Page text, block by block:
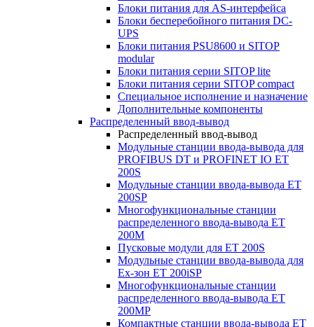
Блоки питания для AS-интерфейса
Блоки бесперебойного питания DC-
UPS
Блоки питания PSU8600 и SITOP
modular
Блоки питания серии SITOP lite
Блоки питания серии SITOP compact
Специальное исполнение и назначение
Дополнительные компоненты
Распределенный ввод-вывод
Распределенный ввод-вывод
Модульные станции ввода-вывода для
PROFIBUS DT и PROFINET IO ET
200S
Модульные станции ввода-вывода ET
200SP
Многофункциональные станции
распределенного ввода-вывода ET
200M
Пусковые модули для ET 200S
Модульные станции ввода-вывода для
Ex-зон ET 200iSP
Многофункциональные станции
распределенного ввода-вывода ET
200MP
Компактные станции ввода-вывода ET